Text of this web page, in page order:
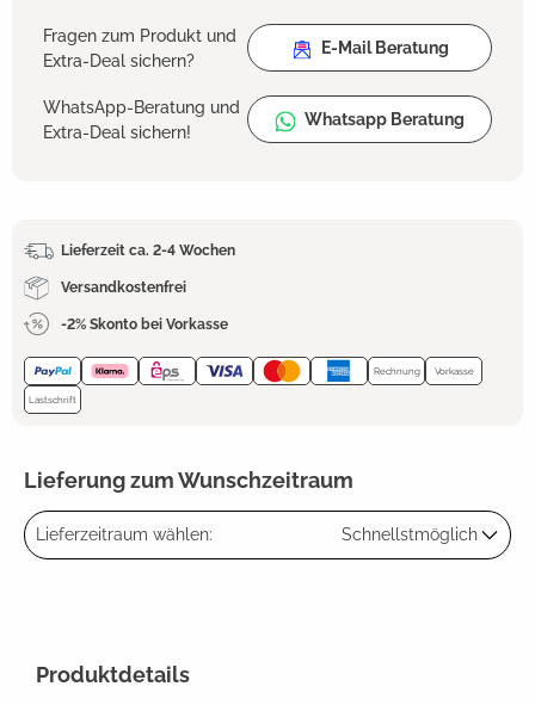
Fragen zum Produkt und
Extra-Deal sichern?
E-Mail Beratung
WhatsApp-Beratung und
Extra-Deal sichern!
Whatsapp Beratung
Lieferzeit ca. 2-4 Wochen
Versandkostenfrei
-2% Skonto bei Vorkasse
Rechnung Vorkasse
Lastschrift
Lieferung zum Wunschzeitraum
Lieferzeitraum wählen: Schnellstmöglich
Produktdetails